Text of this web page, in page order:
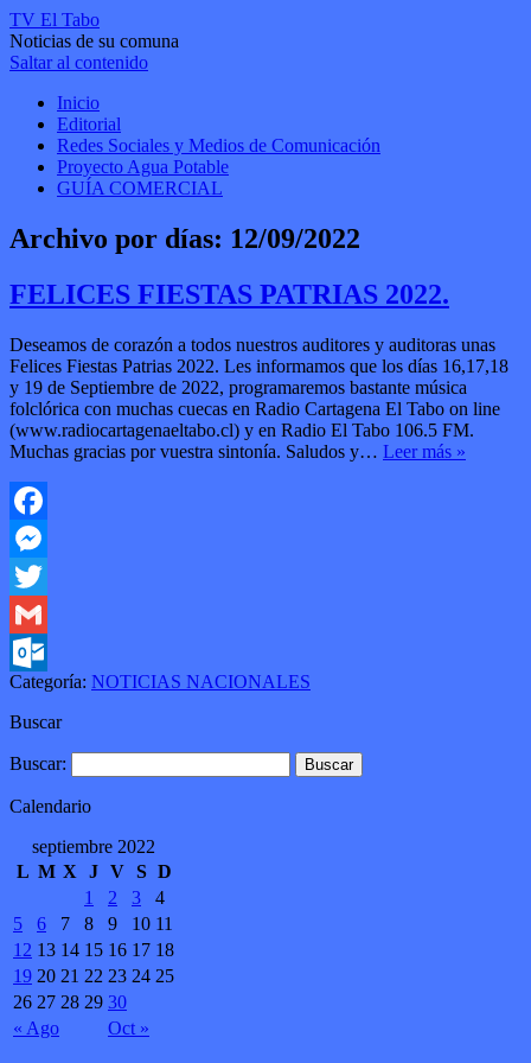
TV El Tabo
Noticias de su comuna
Saltar al contenido
Inicio
Editorial
Redes Sociales y Medios de Comunicación
Proyecto Agua Potable
GUÍA COMERCIAL
Archivo por días: 12/09/2022
FELICES FIESTAS PATRIAS 2022.
Deseamos de corazón a todos nuestros auditores y auditoras unas
Felices Fiestas Patrias 2022. Les informamos que los días 16,17,18
y 19 de Septiembre de 2022, programaremos bastante música
folclórica con muchas cuecas en Radio Cartagena El Tabo on line
(www.radiocartagenaeltabo.cl) y en Radio El Tabo 106.5 FM.
Muchas gracias por vuestra sintonía. Saludos y… Leer más »
Facebook
Messenger
Twitter
Gmail
Outlook.com
Categoría: NOTICIAS NACIONALES
Buscar
Buscar:
Calendario
septiembre 2022
L M X J V S D
« Ago Oct »
1 2 3
4
5
6 7 8 9 10 11
12 13 14 15 16 17 18
19 20 21 22 23 24 25
26 27 28 29 30